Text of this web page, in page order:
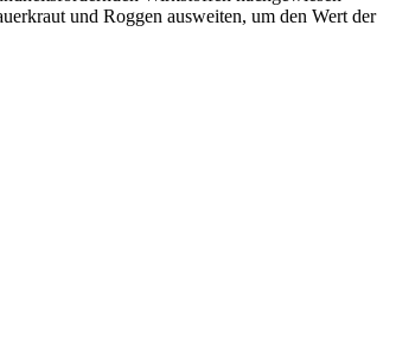
und Roggen ausweiten, um den Wert der